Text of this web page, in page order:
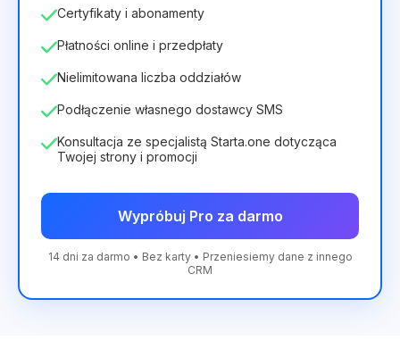
Certyfikaty i abonamenty
Płatności online i przedpłaty
Nielimitowana liczba oddziałów
Podłączenie własnego dostawcy SMS
Konsultacja ze specjalistą Starta.one dotycząca
Twojej strony i promocji
Wypróbuj Pro za darmo
14 dni za darmo • Bez karty • Przeniesiemy dane z innego
CRM